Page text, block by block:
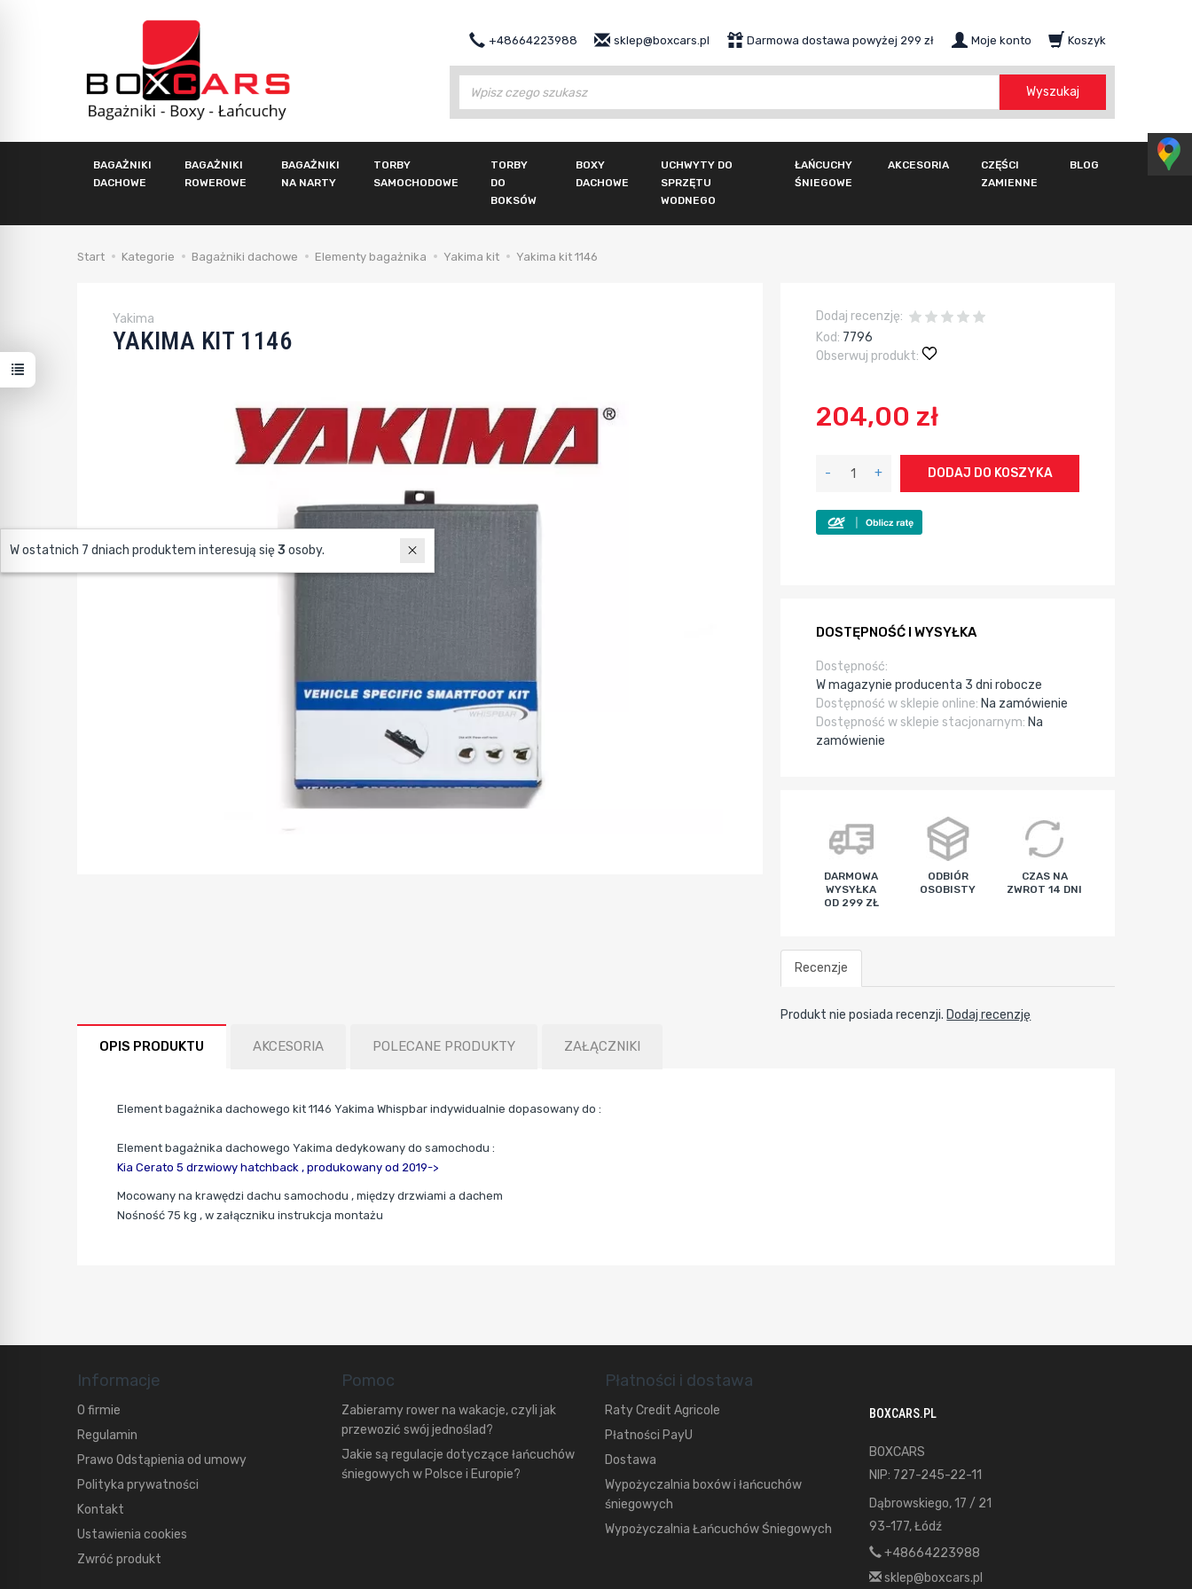
+48664223988 Darmowa dostawa powyżej 299 zł
sklep@boxcars.pl Moje konto Koszyk
Wyszukaj
BAGAŻNIKI
DACHOWE
BAGAŻNIKI
ROWEROWE
BAGAŻNIKI
NA NARTY
TORBY
SAMOCHODOWE
TORBY
DO
BOKSÓW
BOXY
DACHOWE
UCHWYTY DO
SPRZĘTU
WODNEGO
ŁAŃCUCHY
ŚNIEGOWE
AKCESORIA
CZĘŚCI
ZAMIENNE
BLOG
Start Kategorie Bagażniki dachowe Elementy bagażnika Yakima kit Yakima kit 1146
Yakima
YAKIMA KIT 1146
Dodaj recenzję:
Kod: 7796
Obserwuj produkt:
204,00 zł
- + DODAJ DO KOSZYKA
DOSTĘPNOŚĆ I WYSYŁKA
Dostępność:
W magazynie producenta 3 dni robocze
Dostępność w sklepie online: Na zamówienie
Dostępność w sklepie stacjonarnym: Na
zamówienie
DARMOWA
WYSYŁKA
OD 299 ZŁ
ODBIÓR
OSOBISTY
CZAS NA
ZWROT 14 DNI
Recenzje
Produkt nie posiada recenzji. Dodaj recenzję
OPIS PRODUKTU AKCESORIA POLECANE PRODUKTY ZAŁĄCZNIKI
Element bagażnika dachowego kit 1146 Yakima Whispbar indywidualnie dopasowany do :
Element bagażnika dachowego Yakima dedykowany do samochodu :
Kia Cerato 5 drzwiowy hatchback , produkowany od 2019->
Mocowany na krawędzi dachu samochodu , między drzwiami a dachem
Nośność 75 kg , w załączniku instrukcja montażu
W ostatnich 7 dniach produktem interesują się3 osoby.
Informacje
O firmie
Regulamin
Prawo Odstąpienia od umowy
Polityka prywatności
Kontakt
Ustawienia cookies
Zwróć produkt
Pomoc
Zabieramy rower na wakacje, czyli jak
przewozić swój jednoślad?
Jakie są regulacje dotyczące łańcuchów
śniegowych w Polsce i Europie?
Płatności i dostawa
Raty Credit Agricole
Płatności PayU
Dostawa
Wypożyczalnia boxów i łańcuchów
śniegowych
Wypożyczalnia Łańcuchów Śniegowych
BOXCARS.PL
BOXCARS
NIP: 727-245-22-11
Dąbrowskiego, 17 / 21
93-177, Łódź
+48664223988
sklep@boxcars.pl